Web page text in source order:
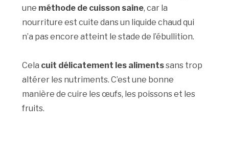
une méthode de cuisson saine, car la
nourriture est cuite dans un liquide chaud qui
n’a pas encore atteint le stade de l’ébullition.
Cela cuit délicatement les alimentssans trop
altérer les nutriments. C’est une bonne
manière de cuire les œufs, les poissons et les
fruits.